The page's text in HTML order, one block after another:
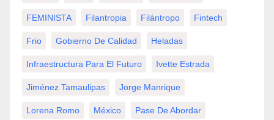
FEMINISTA Filantropia Filántropo Fintech
Frio Gobierno De Calidad Heladas
Infraestructura Para El Futuro Ivette Estrada
Jiménez Tamaulipas Jorge Manrique
Lorena Romo México Pase De Abordar